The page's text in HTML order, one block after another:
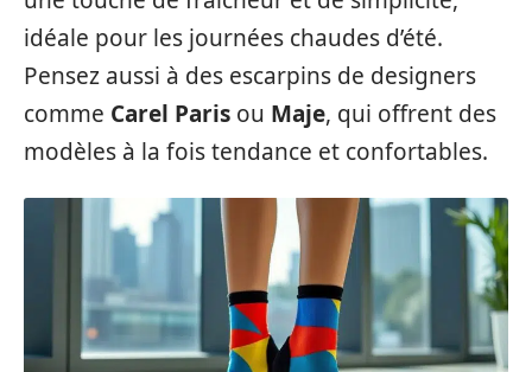
idéale pour les journées chaudes d’été.
Pensez aussi à des escarpins de designers
comme Carel Paris ou Maje, qui offrent des
modèles à la fois tendance et confortables.